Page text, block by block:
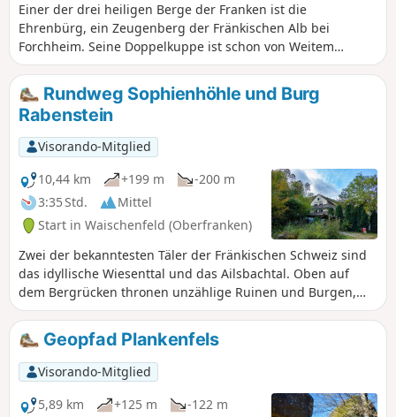
Einer der drei heiligen Berge der Franken ist die
Ehrenbürg, ein Zeugenberg der Fränkischen Alb bei
Forchheim. Seine Doppelkuppe ist schon von Weitem
sichtbar. Die Nordkuppe bildet das 514 m hohe Walberla
mit der Walburgis-Kapelle, die Südkuppe der 532 m hohe
Rodenstein. Im Volksmund wird der Name Walberla oft für
die gesamte Ehrenbürg verwendet. Je nachdem, von
welcher Seite man den Berg betrachtet, bietet er ein völlig
anderes Bild. Am Westhang lassen extreme
Temperaturschwankungen nur Trocken- und Magerrasen
wachsen, während die nordöstliche Flanke von dichtem
Wald überzogen ist. Unsere prähistorischen Vorfahren
haben die besondere Lage genutzt, das weitläufige
Gipfelplateau zu besiedeln.
Rundweg Sophienhöhle und Burg
Rabenstein
Visorando-Mitglied
10,44 km
+199 m
-200 m
3:35 Std.
Mittel
Start in Waischenfeld (Oberfranken)
Zwei der bekanntesten Täler der Fränkischen Schweiz sind
das idyllische Wiesenttal und das Ailsbachtal. Oben auf
dem Bergrücken thronen unzählige Ruinen und Burgen,
die an längst vergangene Zeiten erinnern. Eine von ihnen
ist die Burg Rabenstein, die auch heute noch in
hoheitlichem Glanz erstrahlt. Tief im Berg sind weitere
prunkvolle Säle mit Tropfsteinformationen in der
Sophienhöhle verborgen. Der Rundweg verbindet die
beiden Highlights mit der sagenhaften Natur der Region.
Geopfad Plankenfels
Visorando-Mitglied
5,89 km
+125 m
-122 m